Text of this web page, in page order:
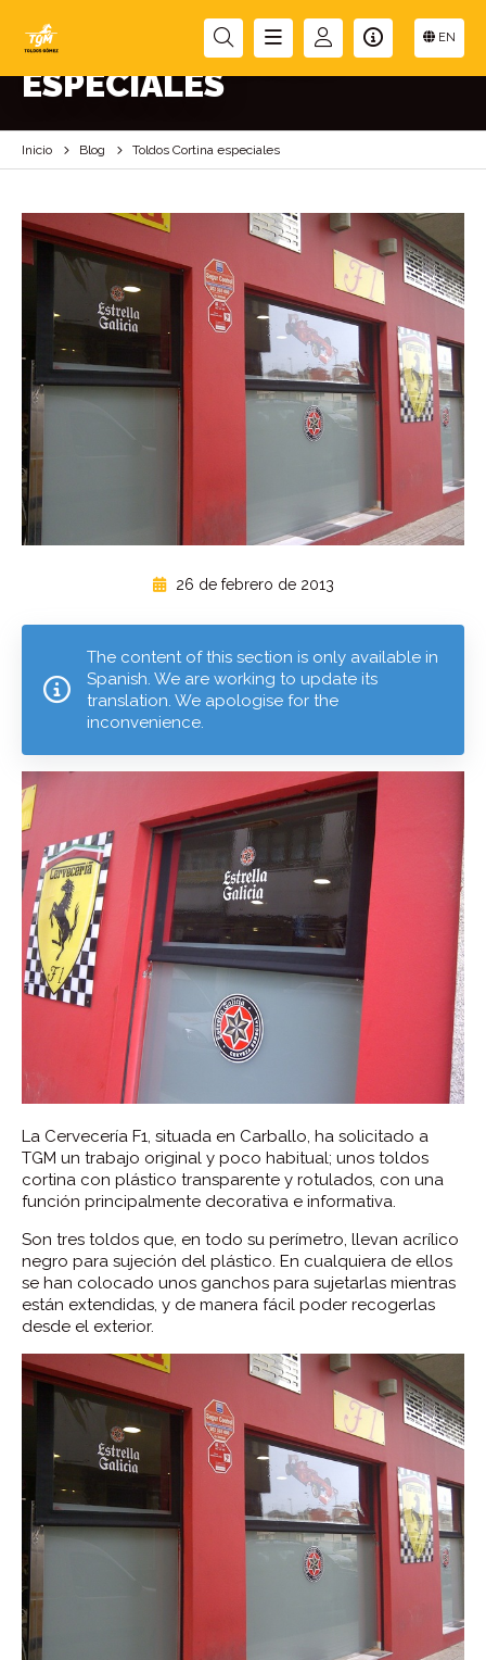
EN
TOLDOS CORTINA
ESPECIALES
Inicio Blog Toldos Cortina especiales
26 de febrero de 2013
The content of this section is only available in
Spanish. We are working to update its
translation. We apologise for the
inconvenience.
La Cervecería F1, situada en Carballo, ha solicitado a
TGM un trabajo original y poco habitual; unos toldos
cortina con plástico transparente y rotulados, con una
función principalmente decorativa e informativa.
Son tres toldos que, en todo su perímetro, llevan acrílico
negro para sujeción del plástico. En cualquiera de ellos
se han colocado unos ganchos para sujetarlas mientras
están extendidas, y de manera fácil poder recogerlas
desde el exterior.